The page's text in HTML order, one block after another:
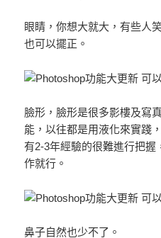
眼睛，你想大就大，有些人
也可以擺正。
臉形，臉形是很多影樓及寫
能，以往都是用液化來實踐
有2-3年經驗的很難進行把
作就行。
鼻子自然也少不了。